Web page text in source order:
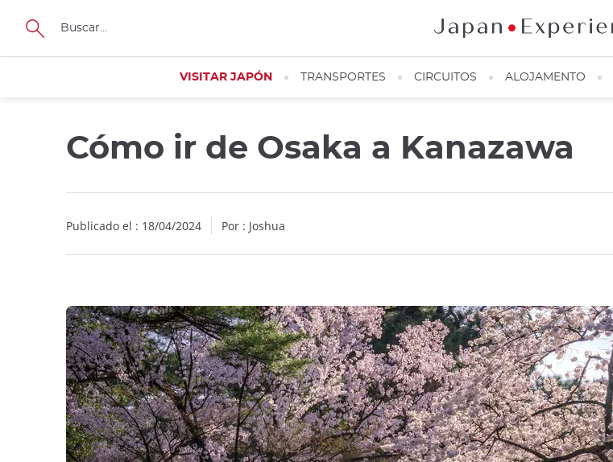
Tamaño
VISITAR JAPÓN TRANSPORTES CIRCUITOS ALOJAMENTO
Cómo ir de Osaka a Kanazawa
Publicado el : 18/04/2024 Por : Joshua